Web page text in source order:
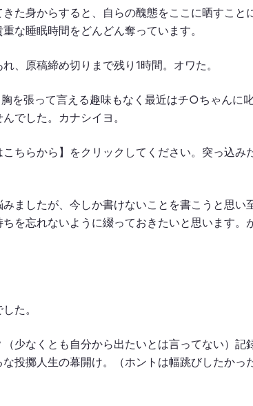
た身からすると、自らの醜態をここに晒すこと
な睡眠時間をどんどん奪っています。
、原稿締め切りまで残り1時間。オワた。
を張って言える趣味もなく最近はチ○ちゃんに
でした。カナシイヨ。
ちらから】をクリックしてください。突っ込み
ましたが、今しか書けないことを書こうと思い
を忘れないように綴っておきたいと思います。
た。
少なくとも自分から出たいとは言ってない）記
投擲人生の幕開け。（ホントは幅跳びしたかっ